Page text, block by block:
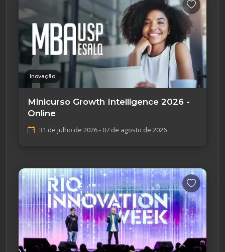
Inovação
Minicurso Growth Intelligence 2026 -
Online
31 de julho de 2026 - 07 de agosto de 2026